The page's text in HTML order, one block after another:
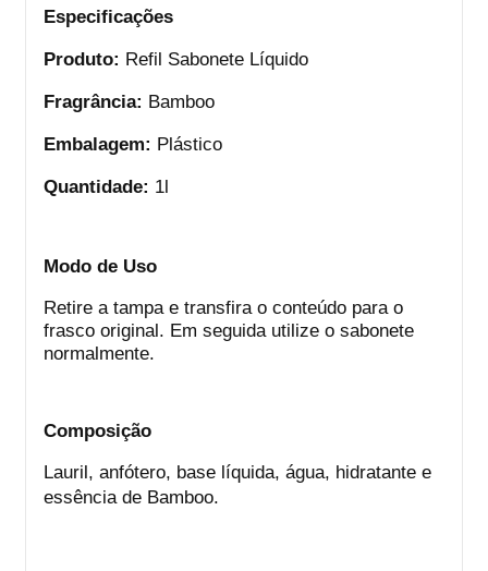
Especificações
Produto: Refil Sabonete Líquido
Fragrância: Bamboo
Embalagem: Plástico
Quantidade: 1l
Modo de Uso
Retire a tampa e transfira o conteúdo para o
frasco original. Em seguida utilize o sabonete
normalmente.
Composição
Lauril, anfótero, base líquida, água, hidratante e
essência de Bamboo.